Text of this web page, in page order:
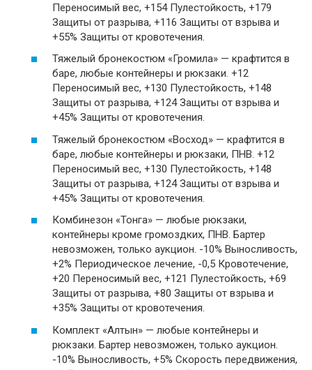
Переносимый вес, +154 Пулестойкость, +179
Защиты от разрыва, +116 Защиты от взрыва и
+55% Защиты от кровотечения.
Тяжелый бронекостюм «Громила» — крафтится в
баре, любые контейнеры и рюкзаки. +12
Переносимый вес, +130 Пулестойкость, +148
Защиты от разрыва, +124 Защиты от взрыва и
+45% Защиты от кровотечения.
Тяжелый бронекостюм «Восход» — крафтится в
баре, любые контейнеры и рюкзаки, ПНВ. +12
Переносимый вес, +130 Пулестойкость, +148
Защиты от разрыва, +124 Защиты от взрыва и
+45% Защиты от кровотечения.
Комбинезон «Тонга» — любые рюкзаки,
контейнеры кроме громоздких, ПНВ. Бартер
невозможен, только аукцион. -10% Выносливость,
+2% Периодическое лечение, -0,5 Кровотечение,
+20 Переносимый вес, +121 Пулестойкость, +69
Защиты от разрыва, +80 Защиты от взрыва и
+35% Защиты от кровотечения.
Комплект «Алтын» — любые контейнеры и
рюкзаки. Бартер невозможен, только аукцион.
-10% Выносливость, +5% Скорость передвижения,